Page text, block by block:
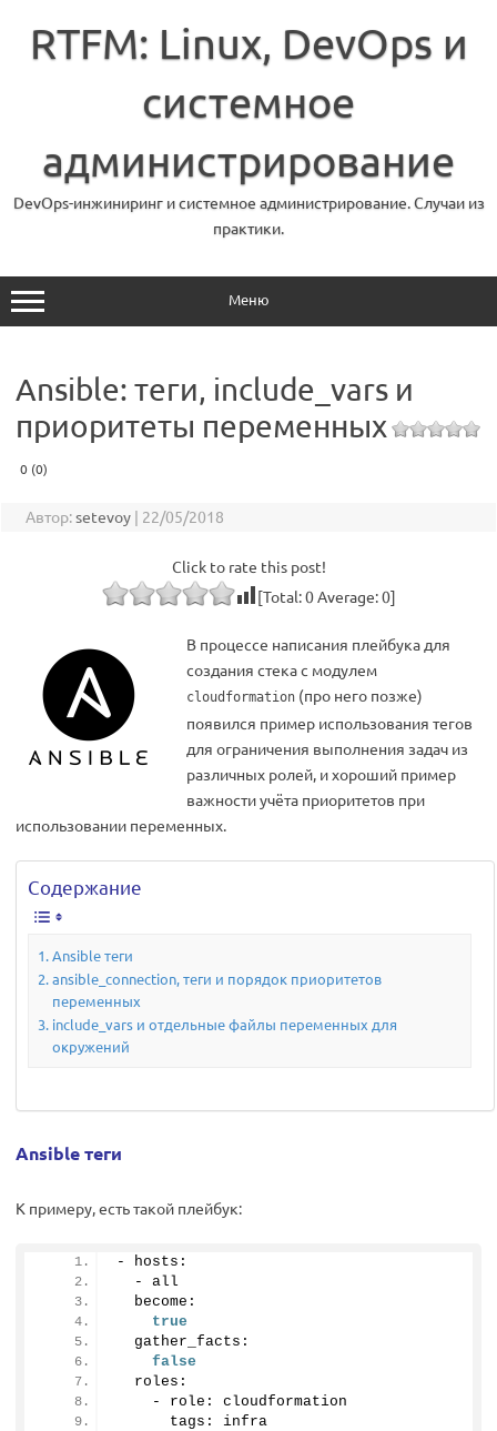
содержимому
RTFM: Linux, DevOps и
системное
администрирование
DevOps-инжиниринг и системное администрирование. Случаи из
практики.
Меню
Ansible: теги, include_vars и
приоритеты переменных
0 (0)
Автор:setevoy | 22/05/2018
Click to rate this post!
[Total:0Average:0]
В процессе написания плейбука для
создания стека с модулем
cloudformation (про него позже)
появился пример использования тегов
для ограничения выполнения задач из
различных ролей, и хороший пример
важности учёта приоритетов при
использовании переменных.
Содержание
Ansible теги
ansible_connection, теги и порядок приоритетов
переменных
include_vars и отдельные файлы переменных для
окружений
Ansible теги
К примеру, есть такой плейбук:
- hosts:
  - all
  become:
true
  gather_facts:
false
  roles:
    - role: cloudformation
      tags: infra